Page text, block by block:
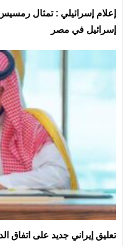
إعلام إسرائيلي : تمثال
إسرائيل في مصر
تعليق إيراني جديد على اتفاق